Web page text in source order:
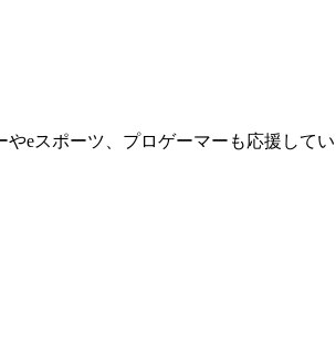
eスポーツ、プロゲーマーも応援して